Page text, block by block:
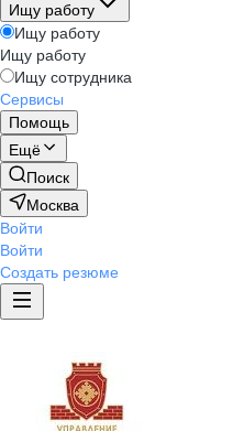
Ищу работу
Ищу работу
Ищу работу
Ищу сотрудника
Сервисы
Помощь
Ещё
Поиск
Москва
Войти
Войти
Создать резюме